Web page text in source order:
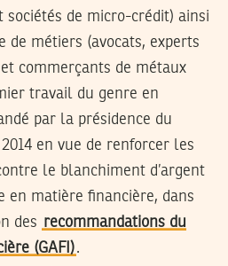
sociétés de micro-crédit) ainsi
de métiers (avocats, experts
commerçants de métaux
travail du genre en
par la présidence du
en vue de renforcer les
le blanchiment d’argent
matière financière, dans
des recommandations du
(GAFI).